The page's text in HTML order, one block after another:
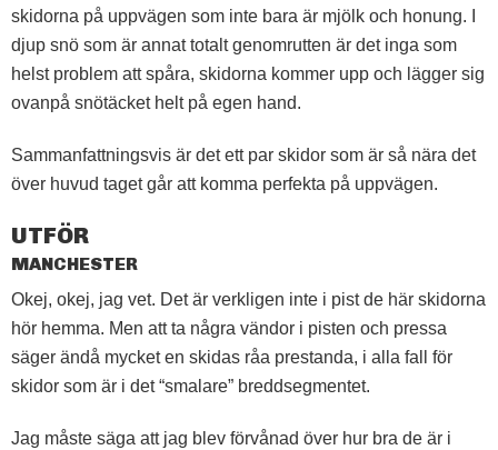
skidorna på uppvägen som inte bara är mjölk och honung. I
djup snö som är annat totalt genomrutten är det inga som
helst problem att spåra, skidorna kommer upp och lägger sig
ovanpå snötäcket helt på egen hand.
Sammanfattningsvis är det ett par skidor som är så nära det
över huvud taget går att komma perfekta på uppvägen.
UTFÖR
MANCHESTER
Okej, okej, jag vet. Det är verkligen inte i pist de här skidorna
hör hemma. Men att ta några vändor i pisten och pressa
säger ändå mycket en skidas råa prestanda, i alla fall för
skidor som är i det “smalare” breddsegmentet.
Jag måste säga att jag blev förvånad över hur bra de är i